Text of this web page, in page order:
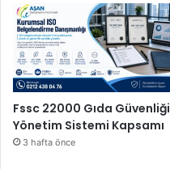
Fssc 22000 Gıda Güvenliği
Yönetim Sistemi Kapsamı
3 hafta önce